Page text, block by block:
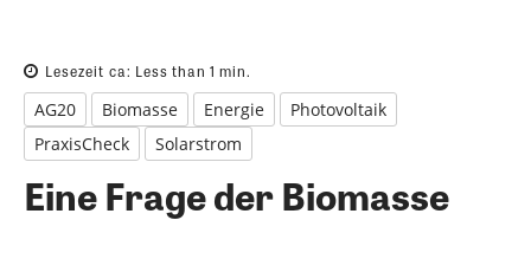
Lesezeit ca: Less than 1 min.
AG20 Biomasse Energie
Photovoltaik
PraxisCheck
Solarstrom
Eine Frage der Biomasse